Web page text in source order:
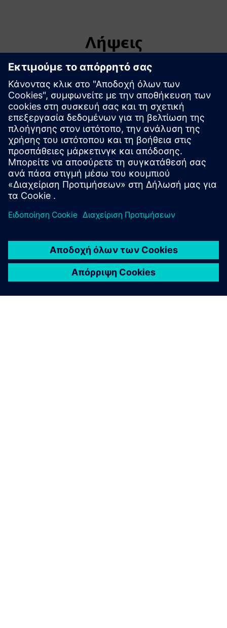
Λήψεις
2025
Κατάλογος ενταλμάτων τελικού μερίσματος που
παρακρατήθηκαν λόγω μη υποβολής αντιγράφου έγκυρου
CNIC
Ειδοποίηση για αζήτητα μερίσματα και μετοχές
Ειδοποίηση για μετατροπή μετοχών